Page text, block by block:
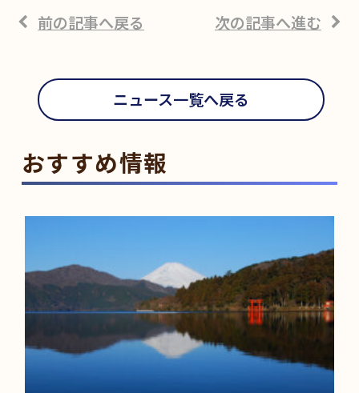
前の記事へ戻る 次の記事へ進む
ニュース一覧へ戻る
おすすめ情報